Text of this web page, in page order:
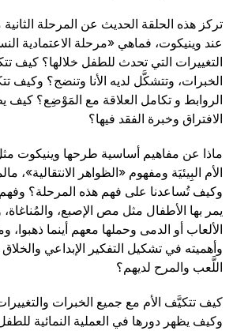
تركز هذه الحلقة الحديث عن المرحلة
عند وينيكوت، فماهي «مرحلة الاعتمادية
التغييرات التي تحدث للطفل خلالها؟ كيف
الخبرات، وتتشكَّل لديه الأنا وتنضج؟ وكيف
الروابط و تكامل العلاقة مع المَوْضِع؟ كيف
الافتراق وخبرة الفقد فيها؟
ماذا عن مفاهيم أساسية طرحها وينيكوت
الأم البِيئيَة ومفهوم «الظواهر الانتقالية»،
وكيف تُساعدنا على فهم هذه المرحلة؟
يمر بها الأطفال مثل مص الإصبع،
الألعاب أو الدمى وحملها معهم أينما ذهبوا،
وأهميته في تشكيل التفكير الإبداعي
اللَّعب والمرح لديهم؟
كيف تتكيَّف الأم مع جميع الخبرات
وكيف يظهر دورها في العملية النمائية